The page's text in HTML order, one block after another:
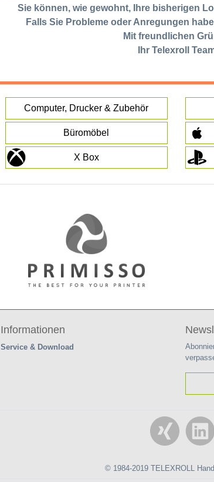
Sie können, wie gewohnt, Ihre bisherigen
Falls Sie Probleme oder Anregungen
Mit freundlichen
Ihr Telexroll
Computer, Drucker & Zubehör
Büromöbel
X Box
Informationen
Service & Download
© 1984-2019 TELEXROLL